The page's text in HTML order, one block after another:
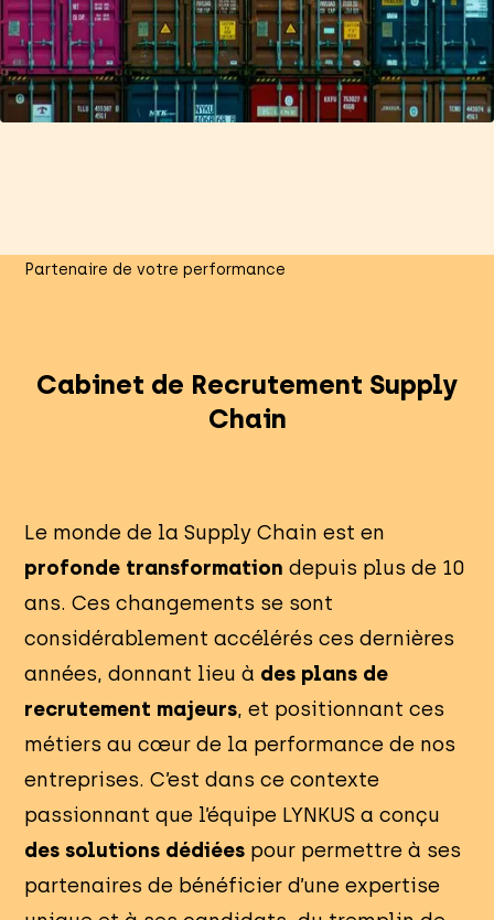
Partenaire de votre performance
Cabinet de Recrutement Supply
Chain
Le monde de la Supply Chain est en
profonde transformation depuis plus de 10
ans. Ces changements se sont
considérablement accélérés ces dernières
années, donnant lieu à des plans de
recrutement majeurs, et positionnant ces
métiers au cœur de la performance de nos
entreprises. C’est dans ce contexte
passionnant que l’équipe LYNKUS a conçu
des solutions dédiées pour permettre à ses
partenaires de bénéficier d’une expertise